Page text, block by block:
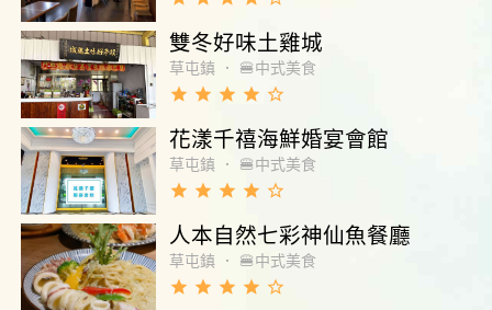
雙冬好味土雞城
草屯鎮 ． 🍔中式美食
grade grade grade grade star_border
花漾千禧海鮮婚宴會館
草屯鎮 ． 🍔中式美食
grade grade grade grade star_border
人本自然七彩神仙魚餐廳
草屯鎮 ． 🍔中式美食
grade grade grade grade star_border